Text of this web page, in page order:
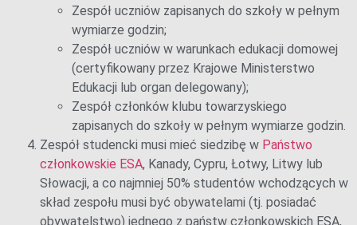
Zespół uczniów zapisanych do szkoły w pełnym
wymiarze godzin;
Zespół uczniów w warunkach edukacji domowej
(certyfikowany przez Krajowe Ministerstwo
Edukacji lub organ delegowany);
Zespół członków klubu towarzyskiego
zapisanych do szkoły w pełnym wymiarze godzin.
Zespół studencki musi mieć siedzibę w Państwo
członkowskie ESA, Kanady, Cypru, Łotwy, Litwy lub
Słowacji, a co najmniej 50% studentów wchodzących w
skład zespołu musi być obywatelami (tj. posiadać
obywatelstwo) jednego z państw członkowskich ESA,